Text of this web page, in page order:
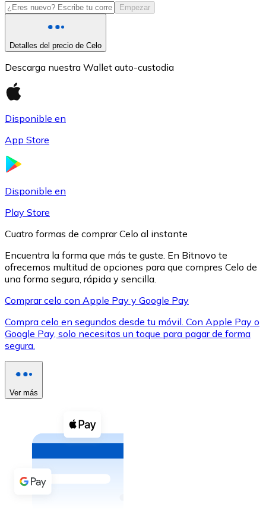
XRP
XRP
Ver todo
Compra criptomonedas con efectivo en tu tienda más
Comprar con efectivo
Transferencia SEPA
Empezar
Detalles del precio de Celo
Descarga nuestra Wallet auto-custodia
Disponible en
App Store
Disponible en
Play Store
Cuatro formas de comprar Celo al instante
Encuentra la forma que más te guste. En Bitnovo te
ofrecemos multitud de opciones para que compres Celo de
una forma segura, rápida y sencilla.
Comprar celo con Apple Pay y Google Pay
Compra celo en segundos desde tu móvil. Con Apple Pay o
Google Pay, solo necesitas un toque para pagar de forma
segura.
Ver más